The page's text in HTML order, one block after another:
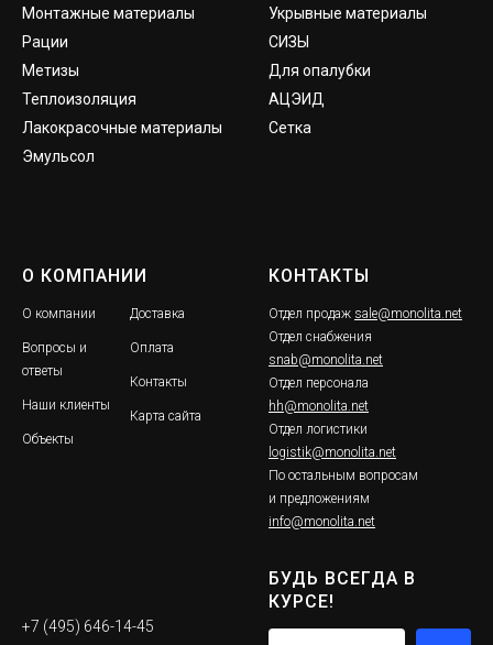
Монтажные материалы
Рации
Метизы
Теплоизоляция
Лакокрасочные материалы
Эмульсол
Укрывные материалы
СИЗЫ
Для опалубки
АЦЭИД
Сетка
О КОМПАНИИ
О компании
Вопросы и
ответы
Наши клиенты
Объекты
Доставка
Оплата
Контакты
Карта сайта
КОНТАКТЫ
Отдел продаж sale@monolita.net
Отдел снабжения
snab@monolita.net
Отдел персонала
hh@monolita.net
Отдел логистики
logistik@monolita.net
По остальным вопросам
и предложениям
info@monolita.net
+7 (495) 646-14-45
БУДЬ ВСЕГДА В
КУРСЕ!